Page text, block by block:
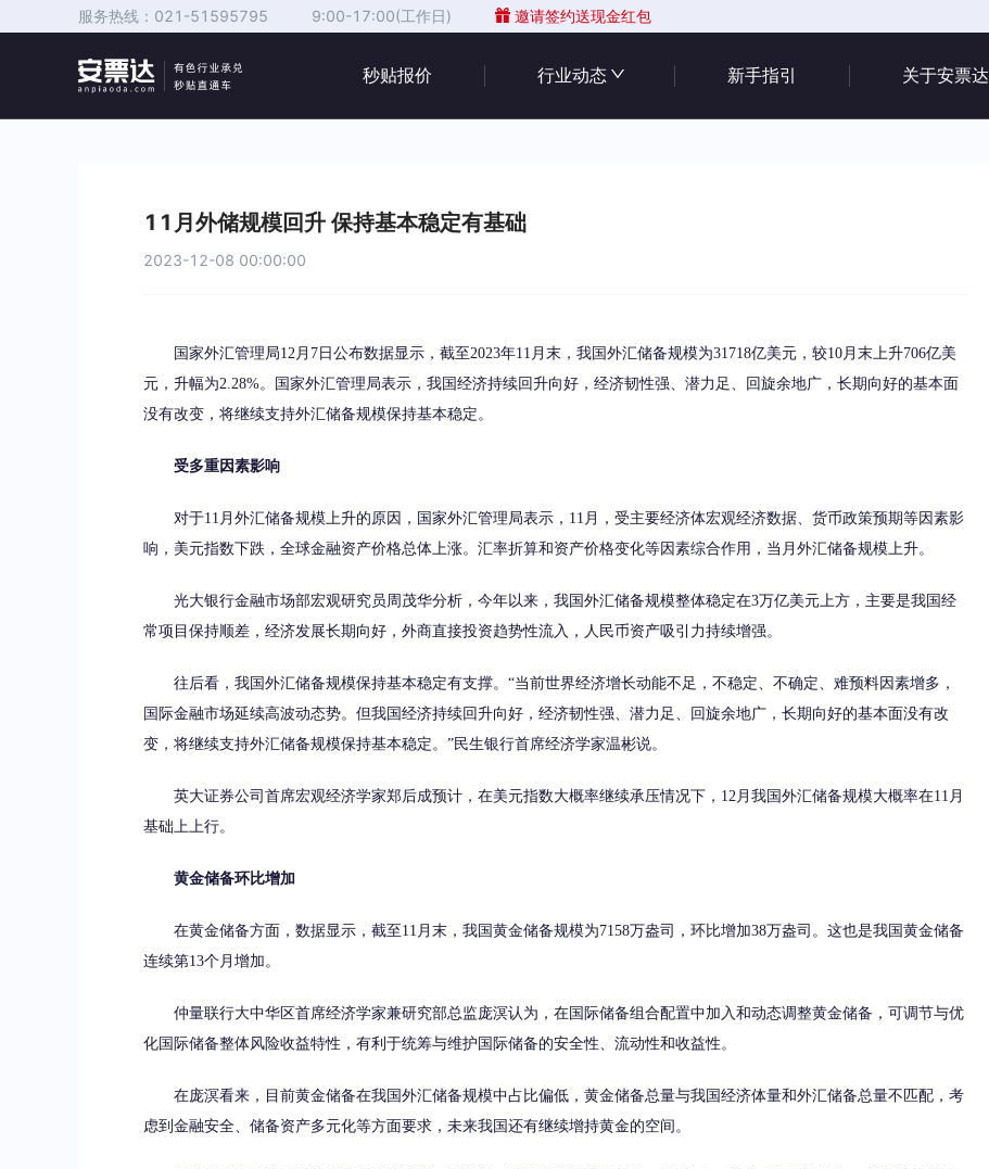
服务热线： 021-51595795 9:00-17:00(工作日) 邀请签约送现金红包
秒贴报价 行业动态 新手指引 关于安票达
11月外储规模回升 保持基本稳定有基础
2023-12-08 00:00:00
国家外汇管理局12月7日公布数据显示，截至2023年11月末，我国外汇储备规模为31718亿美元，较10月末上升706亿美
元，升幅为2.28%。国家外汇管理局表示，我国经济持续回升向好，经济韧性强、潜力足、回旋余地广，长期向好的基本面
没有改变，将继续支持外汇储备规模保持基本稳定。
受多重因素影响
对于11月外汇储备规模上升的原因，国家外汇管理局表示，11月，受主要经济体宏观经济数据、货币政策预期等因素影
响，美元指数下跌，全球金融资产价格总体上涨。汇率折算和资产价格变化等因素综合作用，当月外汇储备规模上升。
光大银行金融市场部宏观研究员周茂华分析，今年以来，我国外汇储备规模整体稳定在3万亿美元上方，主要是我国经
常项目保持顺差，经济发展长期向好，外商直接投资趋势性流入，人民币资产吸引力持续增强。
往后看，我国外汇储备规模保持基本稳定有支撑。“当前世界经济增长动能不足，不稳定、不确定、难预料因素增多，
国际金融市场延续高波动态势。但我国经济持续回升向好，经济韧性强、潜力足、回旋余地广，长期向好的基本面没有改
变，将继续支持外汇储备规模保持基本稳定。”民生银行首席经济学家温彬说。
英大证券公司首席宏观经济学家郑后成预计，在美元指数大概率继续承压情况下，12月我国外汇储备规模大概率在11月
基础上上行。
黄金储备环比增加
在黄金储备方面，数据显示，截至11月末，我国黄金储备规模为7158万盎司，环比增加38万盎司。这也是我国黄金储备
连续第13个月增加。
仲量联行大中华区首席经济学家兼研究部总监庞溟认为，在国际储备组合配置中加入和动态调整黄金储备，可调节与优
化国际储备整体风险收益特性，有利于统筹与维护国际储备的安全性、流动性和收益性。
在庞溟看来，目前黄金储备在我国外汇储备规模中占比偏低，黄金储备总量与我国经济体量和外汇储备总量不匹配，考
虑到金融安全、储备资产多元化等方面要求，未来我国还有继续增持黄金的空间。